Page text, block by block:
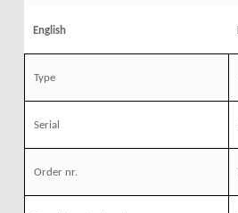
English
Type
Serial
Order nr.